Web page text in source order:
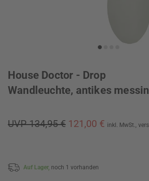
House Doctor - Drop
Wandleuchte, antikes
UVP 134,95 € 121,00 € inkl. MwSt.,
Auf Lager, noch 1 vorhanden